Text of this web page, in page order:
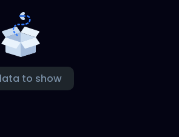
to show